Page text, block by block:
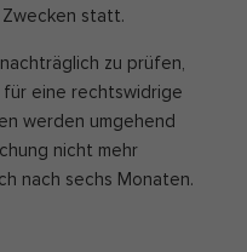
statt.
zu prüfen,
eine rechtswidrige
werden umgehend
nicht mehr
nach sechs Monaten.